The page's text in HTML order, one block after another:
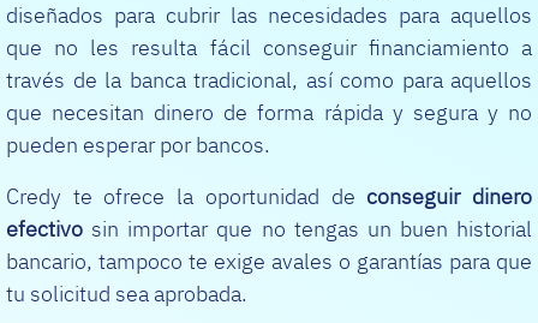
diseñados para cubrir las necesidades para aquellos
que no les resulta fácil conseguir financiamiento a
través de la banca tradicional, así como para aquellos
que necesitan dinero de forma rápida y segura y no
pueden esperar por bancos.
Credy te ofrece la oportunidad de conseguir dinero
efectivo sin importar que no tengas un buen historial
bancario, tampoco te exige avales o garantías para que
tu solicitud sea aprobada.